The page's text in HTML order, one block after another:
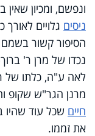
ונפשם, ומכיון
ניסים גלויים לאורך
הסיפור קשור בשמם
נכדו של מרן ר'
לאה ע"ה, כלתו של
מרנן הגר"ש שקופ
חיים שכל עוד שהיו
את זממו.